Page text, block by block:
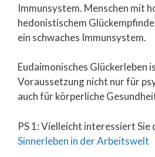
Immunsystem. Menschen mit
hedonistischem
ein schwaches Immunsystem.
Eudaimonisches Glückerleben
Voraussetzung nicht nur für
auch für körperliche
PS 1: Vielleicht interessiert
Sinnerleben in der Arbeitswelt